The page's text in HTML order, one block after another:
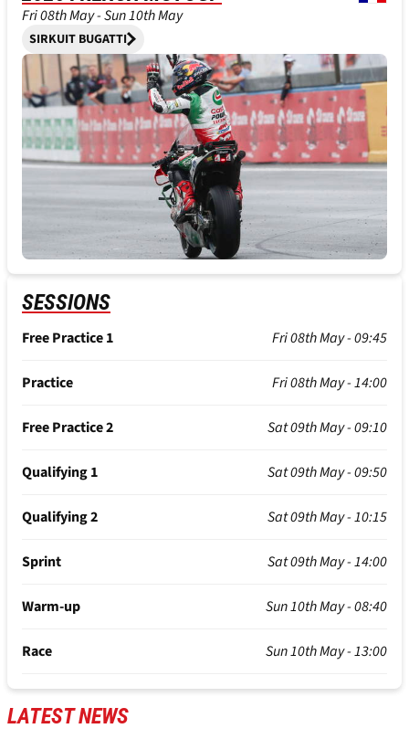
Fri 08th May - Sun 10th May
SIRKUIT BUGATTI
SESSIONS
Free Practice 1 Fri 08th May - 09:45
Practice Fri 08th May - 14:00
Free Practice 2 Sat 09th May - 09:10
Qualifying 1 Sat 09th May - 09:50
Qualifying 2 Sat 09th May - 10:15
Sprint Sat 09th May - 14:00
Warm-up Sun 10th May - 08:40
Race Sun 10th May - 13:00
LATEST NEWS